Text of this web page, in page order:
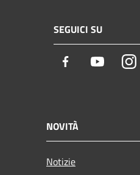
SEGUICI SU
Facebook Youtube
NOVITÀ
Notizie